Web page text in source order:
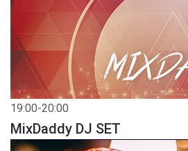
19:00-20:00
MixDaddy DJ SET